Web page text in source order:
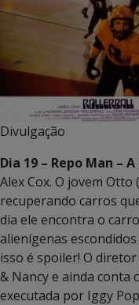
Divulgação
Dia 19 – Repo Man –
Alex Cox. O jovem
recuperando carros
dia ele encontra o
alienígenas
isso é spoiler! O
& Nancy e ainda conta
executada por Iggy